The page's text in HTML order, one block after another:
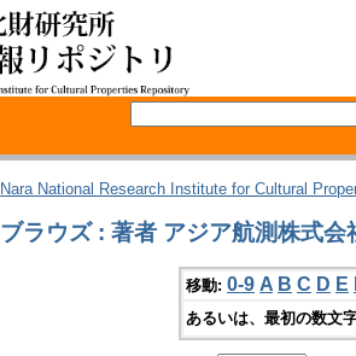
Nara National Research Institute for Cultural
ブラウズ : 著者 アジア航測株式会
移動: 0-9 A B C D E
あるいは、最初の数文